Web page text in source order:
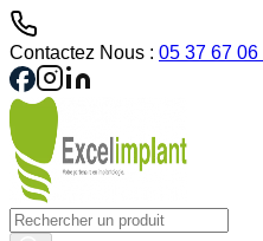
Contactez Nous : 05 37 67 06